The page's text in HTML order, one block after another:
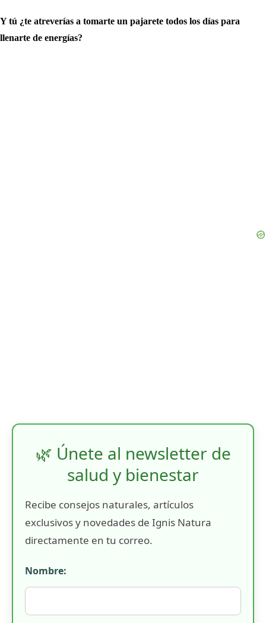
Y tú ¿te atreverías a tomarte un pajarete todos los días para
llenarte de energías?
🌿 Únete al newsletter de
salud y bienestar
Recibe consejos naturales, artículos
exclusivos y novedades de Ignis Natura
directamente en tu correo.
Nombre: